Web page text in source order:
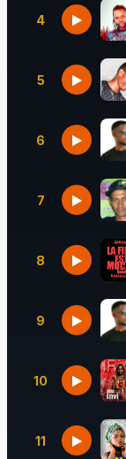
4
5
6
7
8
9
10
11